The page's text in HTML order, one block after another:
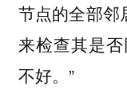
节点的全部邻
来检查其是
不好。”